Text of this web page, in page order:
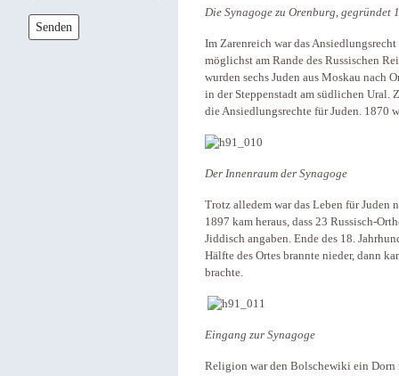
Senden
Die Synagoge zu Orenburg, gegründet
Im Zarenreich war das
möglichst am Rande des Russischen
wurden sechs Juden aus Moskau nach
in der Steppenstadt am südlichen
die Ansiedlungsrechte für Juden. 1870
Der Innenraum der Synagoge
Trotz alledem war das Leben für Juden
1897 kam heraus, dass 23 Russisch-
Jiddisch angaben. Ende des 18.
Hälfte des Ortes brannte nieder, dann
brachte.
Eingang zur Synagoge
Religion war den Bolschewiki ein